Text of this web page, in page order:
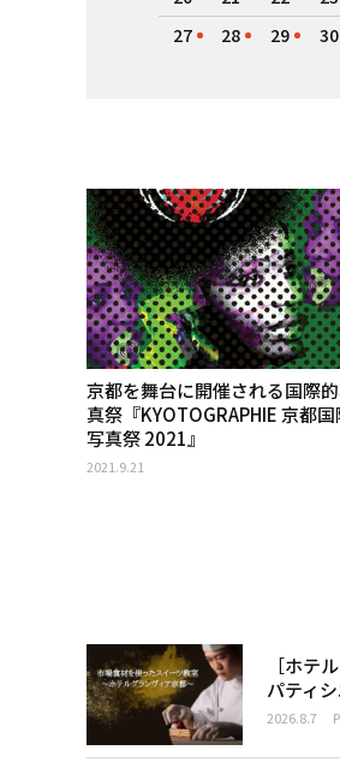
27
28 29 30
京都を舞台に開催される国際
真祭『KYOTOGRAPHIE 京都
写真祭 2021』
2021.9.21
［ホテ
パティ
2026.8.7